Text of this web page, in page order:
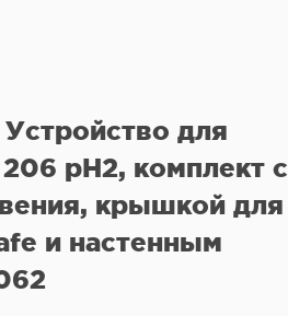
Устройство для
pH2, комплект с
крышкой для
и настенным